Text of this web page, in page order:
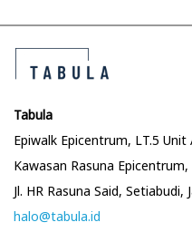
Tabula
Epiwalk Epicentrum, LT.5 Unit
Kawasan Rasuna Epicentrum,
Jl. HR Rasuna Said, Setiabudi,
halo@tabula.id